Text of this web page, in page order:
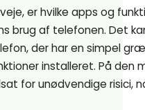
er hvilke apps og
brug af telefonen. Det
der har en simpel
installeret. På den
for unødvendige risici,